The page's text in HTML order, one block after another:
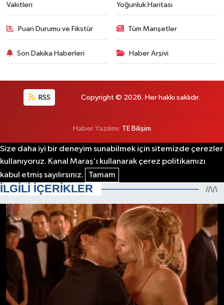
Vakitleri
Yoğunluk Haritası
Puan Durumu ve Fikstür Tüm Manşetler
Son Dakika Haberleri Haber Arşivi
RSS Copyright © 2026. Her hakkı saklıdır.
Haber Yazılımı: TE Bilişim
Size daha iyi bir deneyim sunabilmek için sitemizde çerezler
kullanıyoruz. Kanal Maraş'ı kullanarak çerez politikamızı
kabul etmiş sayılırsınız.
Tamam